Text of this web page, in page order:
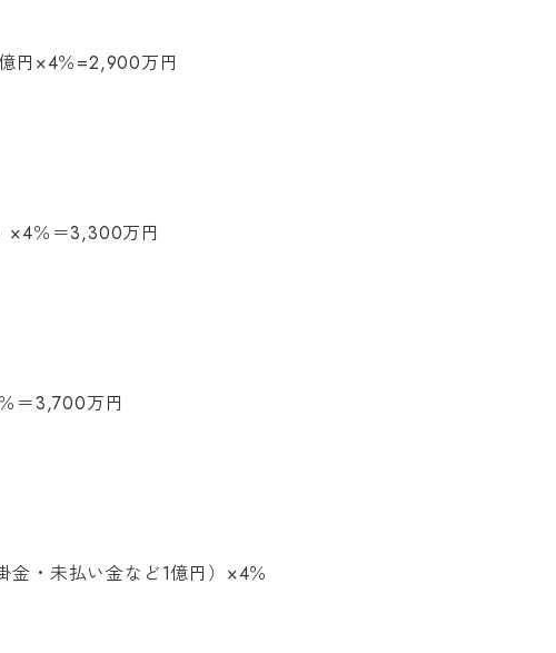
円×4％=2,900万円
×4％＝3,300万円
＝3,700万円
金・未払い金など1億円）×4％